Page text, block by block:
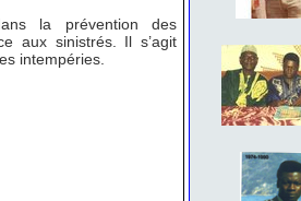
la prévention des
aux sinistrés. Il s’agit
intempéries.